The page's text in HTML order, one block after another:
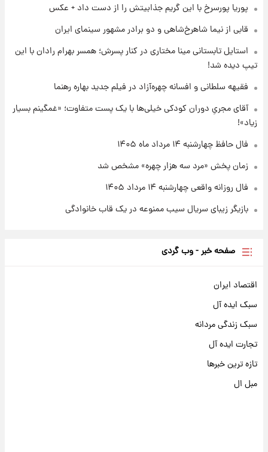
۲۲ ساعت پیش
مدرسه میناب؛ «باید سیلی محکمی به صورت
۲۳ ساعت پیش
۱۴۰۵/کاهش قیمت طلا و سکه
پوریا پورسرخ با این گریم جذابیتش را از دست داد + عکس
قابی از نیما شاهرخ‌شاهی و دو برادر مشهور سینمای ایران
استایل تابستانی مینا مختاری در کنار پسرش؛ همسر بهرام رادان با این
تیپ دیده شد!
فقیهه سلطانی و افسانه چهره‌آزاد در فیلم جدید بهاره رهنما
آقای مجریِ دوران کودکی خیلی‌ها با یک پست متفاوت؛ «غمگینم بسیار
زیاد»!
فال حافظ چهارشنبه ۱۴ مرداد ماه ۱۴۰۵
زمان پخش «مرد سه هزار چهره» مشخص شد
فال روزانه واقعی چهارشنبه ۱۴ مرداد ۱۴۰۵
بازیگر زیبای سریال سیب ممنوعه در یک قاب خانوادگی
صفحه خبر - وب گردی
اقتصاد ایران
سبک ایده آل
سبک زندگی مردانه
تجارت ایده آل
تازه ترین خبرها
مبل ال